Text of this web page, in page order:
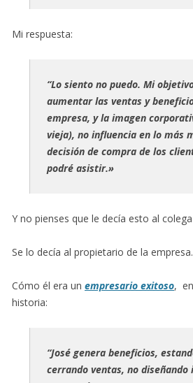
Mi respuesta:
“Lo siento no puedo. Mi
aumentar las ventas y
empresa, y la imagen
vieja), no influencia en lo más
decisión de compra de los
podré asistir.»
Y no pienses que le decía esto al
Se lo decía al propietario de la empresa.
Cómo él era un empresario exitoso,
historia:
“José genera beneficios,
cerrando ventas, no diseñando